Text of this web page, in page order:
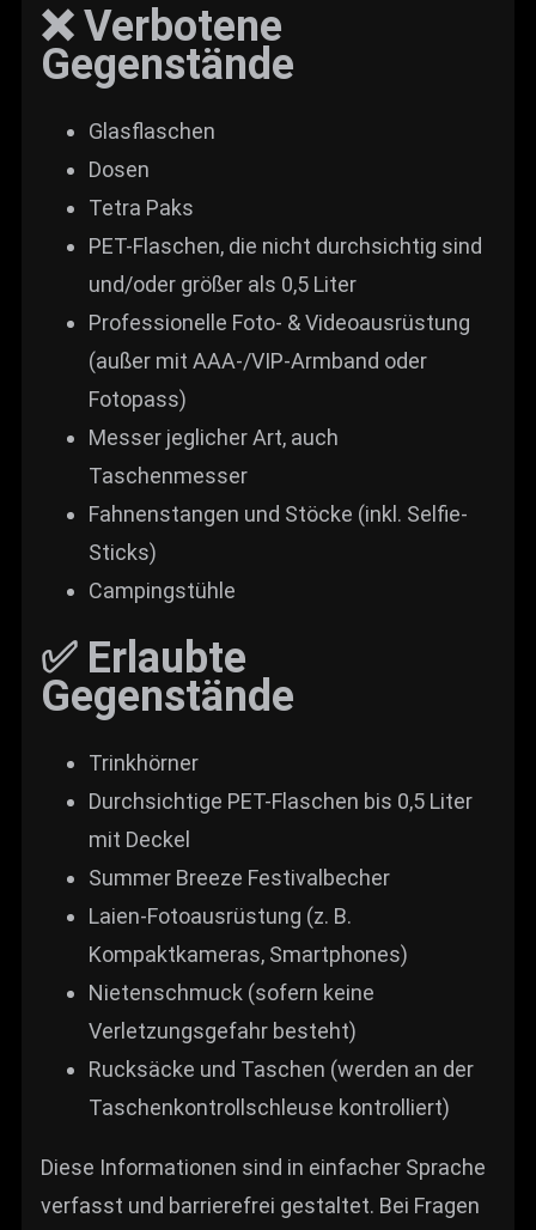
❌ Verbotene
Gegenstände
Glasflaschen
Dosen
Tetra Paks
PET-Flaschen, die nicht durchsichtig sind
und/oder größer als 0,5 Liter
Professionelle Foto- & Videoausrüstung
(außer mit AAA-/VIP-Armband oder
Fotopass)
Messer jeglicher Art, auch
Taschenmesser
Fahnenstangen und Stöcke (inkl. Selfie-
Sticks)
Campingstühle
✅ Erlaubte
Gegenstände
Trinkhörner
Durchsichtige PET-Flaschen bis 0,5 Liter
mit Deckel
Summer Breeze Festivalbecher
Laien-Fotoausrüstung (z. B.
Kompaktkameras, Smartphones)
Nietenschmuck (sofern keine
Verletzungsgefahr besteht)
Rucksäcke und Taschen (werden an der
Taschenkontrollschleuse kontrolliert)
Diese Informationen sind in einfacher Sprache
verfasst und barrierefrei gestaltet. Bei Fragen